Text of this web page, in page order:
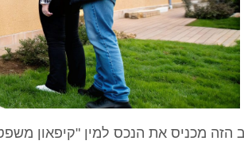
הזה מכניס את הנכס למין "קיפאון